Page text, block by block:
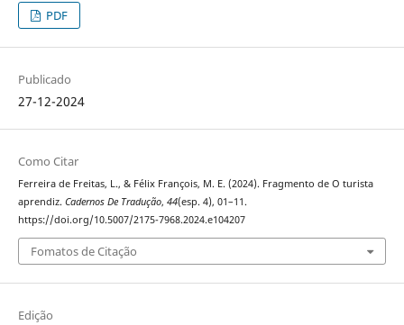
PDF
Publicado
27-12-2024
Como Citar
Ferreira de Freitas, L., & Félix François, M. E. (2024). Fragmento de O turista
aprendiz. Cadernos De Tradução, 44(esp. 4), 01–11.
https://doi.org/10.5007/2175-7968.2024.e104207
Fomatos de Citação
Edição